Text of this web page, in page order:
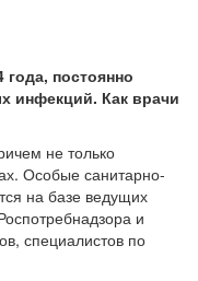
постоянно
инфекций. Как врачи
не только
Особые санитарно-
на базе ведущих
и
специалистов по